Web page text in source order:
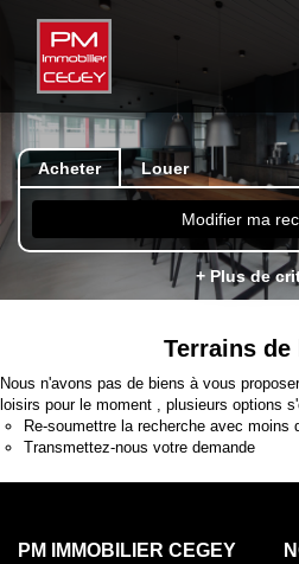
Acheter Louer
Modifier ma
+ Plus de
Terrains
Nous n'avons pas de biens à vous
loisirs pour le moment , plusieurs options
Re-soumettre la recherche avec moins
Transmettez-nous votre demande
PM IMMOBILIER CEGEY